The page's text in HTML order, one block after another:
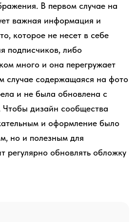
В первом случае на
важная информация и
которое не несет в себе
подписчиков, либо
много и она перегружает
случае содержащаяся на фото
и не была обновлена с
Чтобы дизайн сообщества
и оформление было
но и полезным для
регулярно обновлять обложку